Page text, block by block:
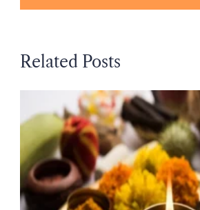
Related Posts